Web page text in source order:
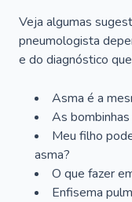
Veja algumas
pneumologista
e do diagnóstico
Asma é a
As bombinhas
Meu filho
asma?
O que fazer
Enfisema